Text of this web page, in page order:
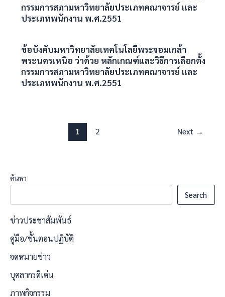
กรรมการสภามหาวิทยาลัยประเภทคณาจารย์ และ
ประเภทพนักงาน พ.ศ.2551
ข้อบังคับมหาวิทยาลัยเทคโนโลยีพระจอมเกล้า
พระนครเหนือ ว่าด้วย หลักเกณฑ์และวิธีการเลือกตั้ง
กรรมการสภามหาวิทยาลัยประเภทคณาจารย์ และ
ประเภทพนักงาน พ.ศ.2551
1 2 Next →
ค้นหา
Search
ข่าวประชาสัมพันธ์
คู่มือ/ขั้นตอนปฏิบัติ
จดหมายข่าว
บุคลากรดีเด่น
ภาพกิจกรรม